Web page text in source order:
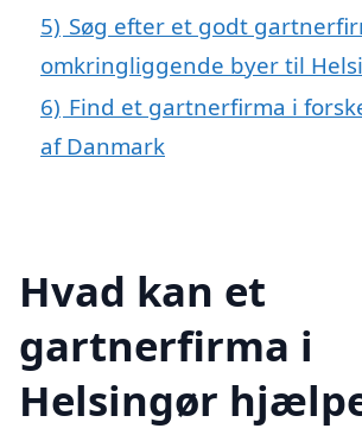
5) Søg efter et godt
omkringliggende byer til
6) Find et gartnerfirma i
af Danmark
Hvad kan et
gartnerfirma i
Helsingør